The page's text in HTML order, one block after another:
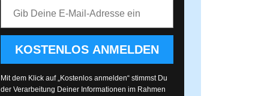
KOSTENLOS ANMELDEN
Mit dem Klick auf „Kostenlos anmelden“ stimmst Du
der Verarbeitung Deiner Informationen im Rahmen